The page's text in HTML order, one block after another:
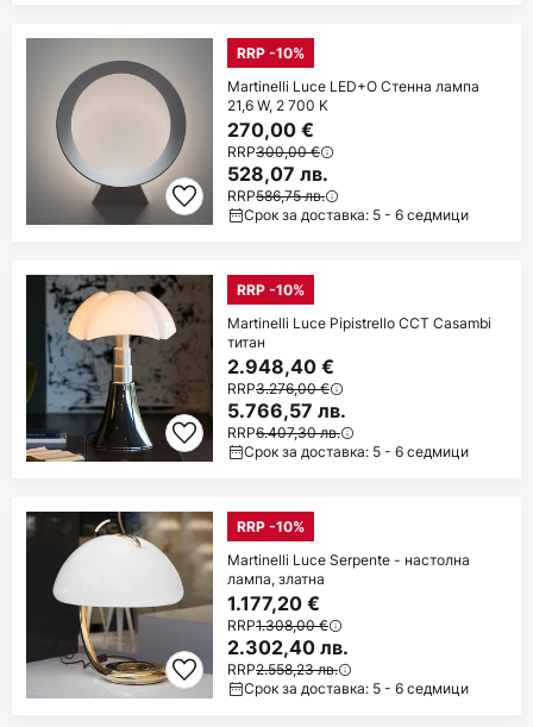
RRP -10%
Martinelli Luce LED+O Стенна лампа
21,6 W, 2 700 K
270,00 €
RRP300,00 €
528,07 лв.
RRP586,75 лв.
Срок за доставка: 5 - 6 седмици
RRP -10%
Martinelli Luce Pipistrello CCT Casambi
титан
2.948,40 €
RRP3.276,00 €
5.766,57 лв.
RRP6.407,30 лв.
Срок за доставка: 5 - 6 седмици
RRP -10%
Martinelli Luce Serpente - настолна
лампа, златна
1.177,20 €
RRP1.308,00 €
2.302,40 лв.
RRP2.558,23 лв.
Срок за доставка: 5 - 6 седмици